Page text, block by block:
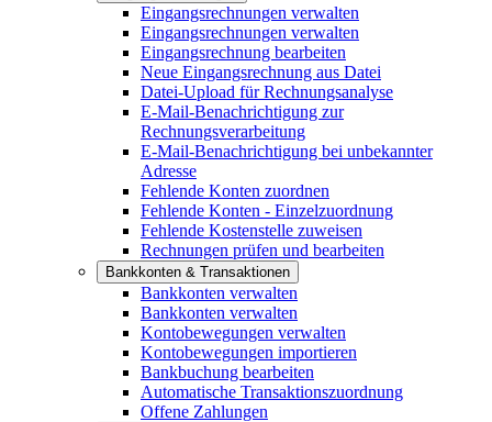
Eingangsrechnungen verwalten
Eingangsrechnungen verwalten
Eingangsrechnung bearbeiten
Neue Eingangsrechnung aus Datei
Datei-Upload für Rechnungsanalyse
E-Mail-Benachrichtigung zur
Rechnungsverarbeitung
E-Mail-Benachrichtigung bei unbekannter
Adresse
Fehlende Konten zuordnen
Fehlende Konten - Einzelzuordnung
Fehlende Kostenstelle zuweisen
Rechnungen prüfen und bearbeiten
Bankkonten & Transaktionen
Bankkonten verwalten
Bankkonten verwalten
Kontobewegungen verwalten
Kontobewegungen importieren
Bankbuchung bearbeiten
Automatische Transaktionszuordnung
Offene Zahlungen